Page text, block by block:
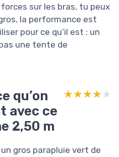
sur les bras, tu peux
la performance est
pour ce qu’il est : un
une tente de
qu’on
avec ce
2,50 m
★★★★★
★★★★★
gros parapluie vert de